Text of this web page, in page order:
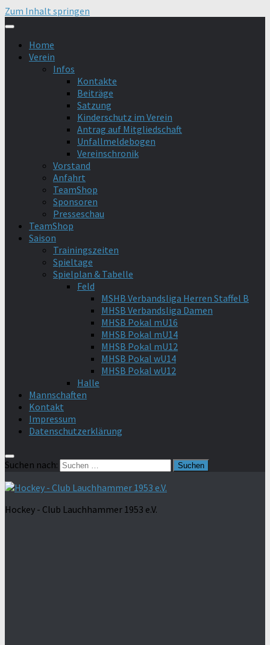
Zum Inhalt springen
Home
Verein
Infos
Kontakte
Beiträge
Satzung
Kinderschutz im Verein
Antrag auf Mitgliedschaft
Unfallmeldebogen
Vereinschronik
Vorstand
Anfahrt
TeamShop
Sponsoren
Presseschau
TeamShop
Saison
Trainingszeiten
Spieltage
Spielplan & Tabelle
Feld
MSHB Verbandsliga Herren Staffel B
MHSB Verbandsliga Damen
MHSB Pokal mU16
MHSB Pokal mU14
MHSB Pokal mU12
MHSB Pokal wU14
MHSB Pokal wU12
Halle
Mannschaften
Kontakt
Impressum
Datenschutzerklärung
Suchen nach:
Hockey - Club Lauchhammer 1953 e.V.